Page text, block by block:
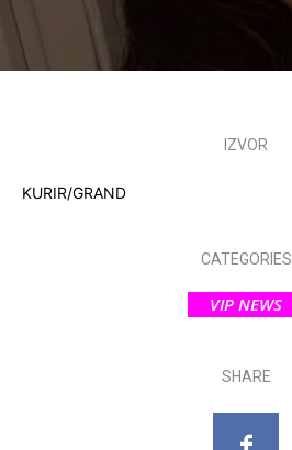
IZVOR
KURIR/GRAND
CATEGORIES
VIP NEWS
SHARE